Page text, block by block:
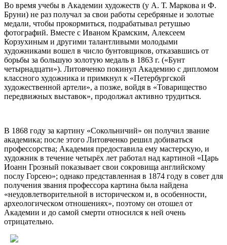
Во время учебы в Академии художеств (у А. Т. Маркова и Ф.
Бруни) не раз получал за свои работы серебряные и золотые
медали, чтобы прокормиться, подрабатывал ретушью
фотографий. Вместе с Иваном Крамским, Алексеем
Корзухиным и другими талантливыми молодыми
художниками вошел в число бунтовщиков, отказавшись от
борьбы за большую золотую медаль в 1863 г. («Бунт
четырнадцати»). Литовченко покинул Академию с дипломом
классного художника и примкнул к «Петербургской
художественной артели», а позже, войдя в «Товарищество
передвижных выставок», продолжал активно трудиться.
В 1868 году за картину «Сокольничий» он получил звание
академика; после этого Литовченко решил добиваться
профессорства; Академия предоставила ему мастерскую, и
художник в течение четырёх лет работал над картиной «Царь
Иоанн Грозный показывает свои сокровища английскому
послу Горсею»; однако представленная в 1874 году в совет для
получения звания профессора картина была найдена
«неудовлетворительной в историческом и, в особенности,
археологическом отношениях», поэтому он отошел от
Академии и до самой смерти относился к ней очень
отрицательно.